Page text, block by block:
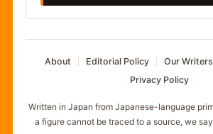
About Editorial Policy Our Writers
Privacy Policy
Written in Japan from Japanese-language
a figure cannot be traced to a source, we